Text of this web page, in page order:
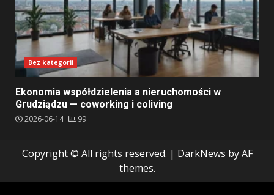
Bez kategorii
Ekonomia współdzielenia a nieruchomości w
Grudziądzu — coworking i coliving
2026-06-14 99
Copyright © All rights reserved. | DarkNews by AF
themes.